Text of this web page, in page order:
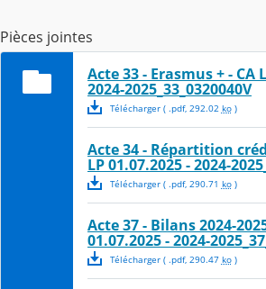
Pièces jointes
Acte 33 - Erasmus + - CA
2024-2025_33_0320040V
Télécharger( .pdf, 292.02 ko)
Acte 34 - Répartition
LP 01.07.2025 - 2024-
Télécharger( .pdf, 290.71 ko)
Acte 37 - Bilans 2024-
01.07.2025 - 2024-
Télécharger( .pdf, 290.47 ko)